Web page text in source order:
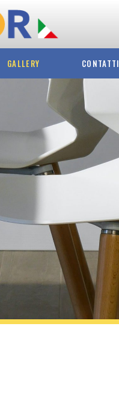
GALLERY CONTATTI